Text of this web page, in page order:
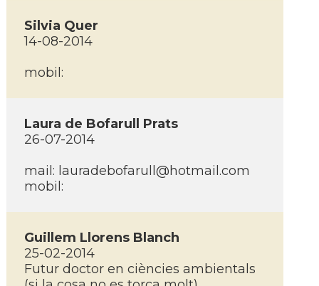
Silvia Quer
14-08-2014
mobil:
Laura de Bofarull Prats
26-07-2014
mail: lauradebofarull@hotmail.com
mobil:
Guillem Llorens Blanch
25-02-2014
Futur doctor en ciències ambientals